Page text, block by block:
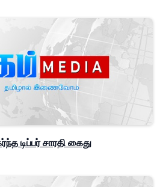
டிப்பர் சாரதி கைது